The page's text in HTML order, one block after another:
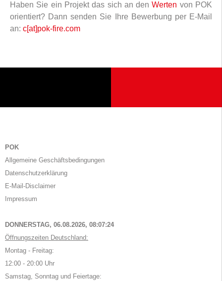
Haben Sie ein Projekt das sich an denWerten von POK
orientiert? Dann senden Sie Ihre Bewerbung per E-Mail
an: c[at]pok-fire.com
POK
Allgemeine Geschäftsbedingungen
Datenschutzerklärung
E-Mail-Disclaimer
Impressum
DONNERSTAG, 06.08.2026, 08:07:24
Öffnungszeiten Deutschland:
Montag - Freitag:
12:00 - 20:00 Uhr
Samstag, Sonntag und Feiertage: